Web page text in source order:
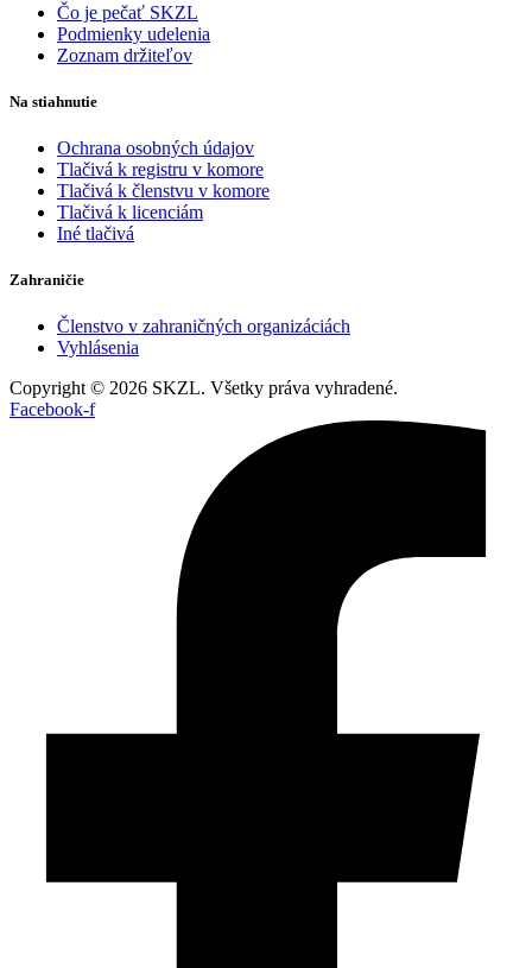
Čo je pečať SKZL
Podmienky udelenia
Zoznam držiteľov
Na stiahnutie
Ochrana osobných údajov
Tlačivá k registru v komore
Tlačivá k členstvu v komore
Tlačivá k licenciám
Iné tlačivá
Zahraničie
Členstvo v zahraničných organizáciách
Vyhlásenia
Copyright © 2026 SKZL. Všetky práva vyhradené.
Facebook-f